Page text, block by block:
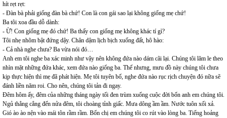
hít rẹt rẹt:
- Đàn bà phải giống đàn bà chứ! Con là con gái sao lại không giống mẹ chứ!
Ba tôi xoa đầu dỗ dành:
- Ừ! Con giống mẹ đó chứ! Ba thấy con giống mẹ không khác tí gì?
Tôi nhẹ nhõm bật đứng dậy. Chân dậm lịch bịch xuống đất, hô hào:
- Cả nhà nghe chưa? Ba vừa nói đó…
Anh em tôi nghe ba xác minh như vậy nên không đứa nào dám cãi lại. Chúng tôi lăm le theo
nhìn mặt những đứa khác, xem đứa nào giống ba. Thế nhưng, mưu đồ này chúng tôi chưa
kịp thực hiện thì mẹ đã phát hiện. Mẹ tôi tuyên bố, nghe đứa nào rục rịch chuyện đó nữa sẽ
đánh liền năm roi. Cho nên, chúng tôi tản đi ngay.
Đêm hôm ấy, đêm của những tháng ngày tối đen trùm xuống cuộc đời bốn anh em chúng tôi.
Ngủ thẳng cẳng đến nửa đêm, tôi choàng tỉnh giấc. Mưa dông ầm ầm. Nước tuôn xối xả.
Gió ào ào nện vào mái tôn rầm rầm. Bốn chị em chúng tôi co rút vào lòng ba. Tiếng hoảng